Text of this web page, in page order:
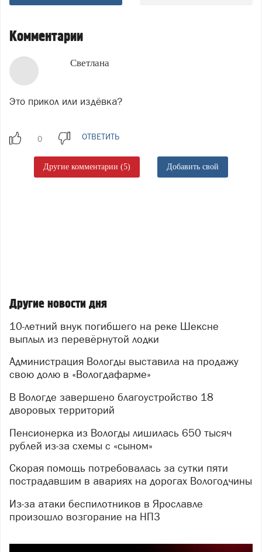
Комментарии
Светлана
Это прикол или издёвка?
ОТВЕТИТЬ
Другие комментарии (5) Добавить свой
Другие новости дня
10-летний внук погибшего на реке Шексне
выплыл из перевёрнутой лодки
Администрация Вологды выставила на продажу
свою долю в «Вологдафарме»
В Вологде завершено благоустройство 18
дворовых территорий
Пенсионерка из Вологды лишилась 650 тысяч
рублей из-за схемы с «сыном»
Скорая помощь потребовалась за сутки пяти
пострадавшим в авариях на дорогах Вологодчины
Из-за атаки беспилотников в Ярославле
произошло возгорание на НПЗ